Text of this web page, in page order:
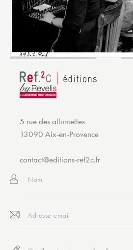
5 rue des allumettes
13090 Aix-en-Provence
contact@editions-ref2c.fr